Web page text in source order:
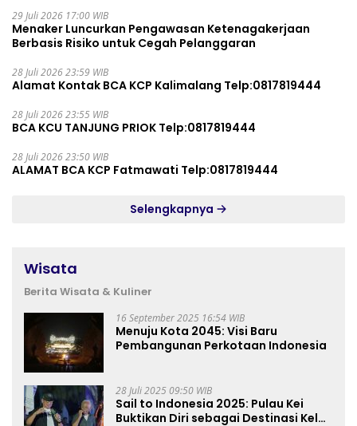
29 Juli 2026 17:00 WIB
Menaker Luncurkan Pengawasan Ketenagakerjaan
Berbasis Risiko untuk Cegah Pelanggaran
28 Juli 2026 23:59 WIB
Alamat Kontak BCA KCP Kalimalang Telp:0817819444
28 Juli 2026 23:55 WIB
BCA KCU TANJUNG PRIOK Telp:0817819444
28 Juli 2026 23:50 WIB
ALAMAT BCA KCP Fatmawati Telp:0817819444
Selengkapnya
Wisata
Berita Wisata & Kuliner
16 September 2025 16:54 WIB
Menuju Kota 2045: Visi Baru
Pembangunan Perkotaan Indonesia
28 Juli 2025 09:50 WIB
Sail to Indonesia 2025: Pulau Kei
Buktikan Diri sebagai Destinasi Kelas